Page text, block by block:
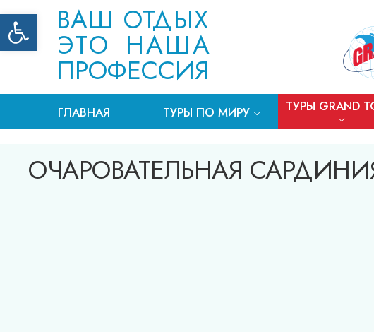
Открыть панель инструментов
ВАШ ОТДЫХ
ЭТО НАША
ПРОФЕССИЯ
ГЛАВНАЯ ТУРЫ ПО МИРУ ТУРЫ GRAND
ОЧАРОВАТЕЛЬНАЯ